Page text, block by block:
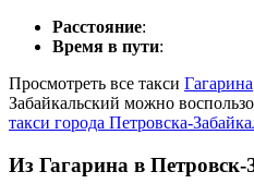
Расстояние:
Время в пути:
Просмотреть все такси Гагарина
Забайкальский можно
такси города Петровска-
Из Гагарина в Петровск-